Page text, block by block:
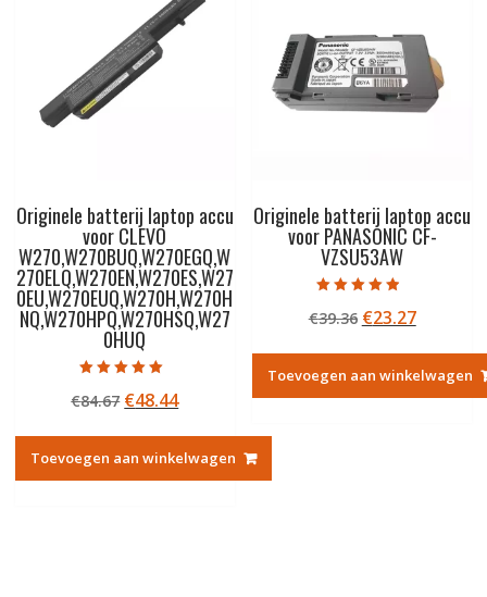
Originele batterij laptop accu
voor CLEVO
W270,W270BUQ,W270EGQ,W
270ELQ,W270EN,W270ES,W27
0EU,W270EUQ,W270H,W270H
NQ,W270HPQ,W270HSQ,W27
0HUQ
5.00
uit 5
€84.67 Oorspronkelijke
was:
€84.67.
€48.44Huidige
is:
€48.44.
Toevoegen aan winkelwagen
Originele batterij laptop accu
voor PANASONIC CF-
VZSU53AW
4.50
uit 5
€39.36
was:
€39.36.
€23.27Huidige
is:
€23.27.
Toevoegen aan winkelwagen